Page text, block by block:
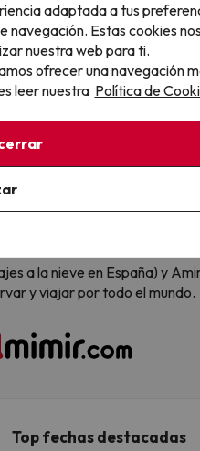
chollos, trucos de viajes
de Privacidad
a la nieve en España) y
y viajar por todo el mundo.
Top fechas destacadas
adaptada a tus
Estas cookies
nuestra web para ti.
ofrecer una navegación
leer nuestra Política de